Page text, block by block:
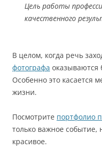
Цель работы
качественного
В целом, когда речь
фотографа
Особенно это касается
жизни.
Посмотрите портфолио
только важное
красивое.